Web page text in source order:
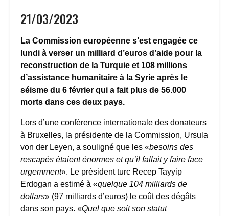
21/03/2023
La Commission européenne s’est engagée ce
lundi à verser un milliard d’euros d’aide pour la
reconstruction de la Turquie et 108 millions
d’assistance humanitaire à la Syrie après le
séisme du 6 février qui a fait plus de 56.000
morts dans ces deux pays.
Lors d’une conférence internationale des donateurs
à Bruxelles, la présidente de la Commission, Ursula
von der Leyen, a souligné que les «besoins des
rescapés étaient énormes et qu’il fallait y faire face
urgemment». Le président turc Recep Tayyip
Erdogan a estimé à «quelque 104 milliards de
dollars» (97 milliards d’euros) le coût des dégâts
dans son pays. «Quel que soit son statut